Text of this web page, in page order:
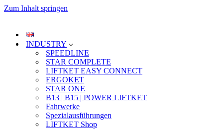
Zum Inhalt springen
INDUSTRY
SPEEDLINE
STAR COMPLETE
LIFTKET EASY CONNECT
ERGOKET
STAR ONE
B13 | B15 | POWER LIFTKET
Fahrwerke
Spezialausführungen
LIFTKET Shop